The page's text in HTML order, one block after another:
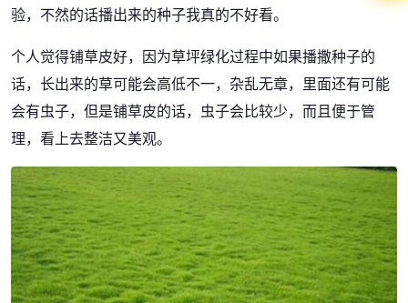
验，不然的话播出来的种子我真的不好看。
个人觉得铺草皮好，因为草坪绿化过程中如果播撒种子的
话，长出来的草可能会高低不一，杂乱无章，里面还有可能
会有虫子，但是铺草皮的话，虫子会比较少，而且便于管
理，看上去整洁又美观。